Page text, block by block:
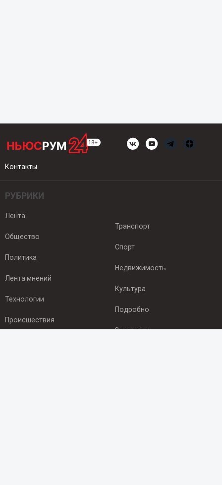
Контакты
РУБРИКИ
Лента
Общество
Политика
Лента мнений
Технологии
Происшествия
Транспорт
Спорт
Недвижимость
Культура
Подробно
Здоровье